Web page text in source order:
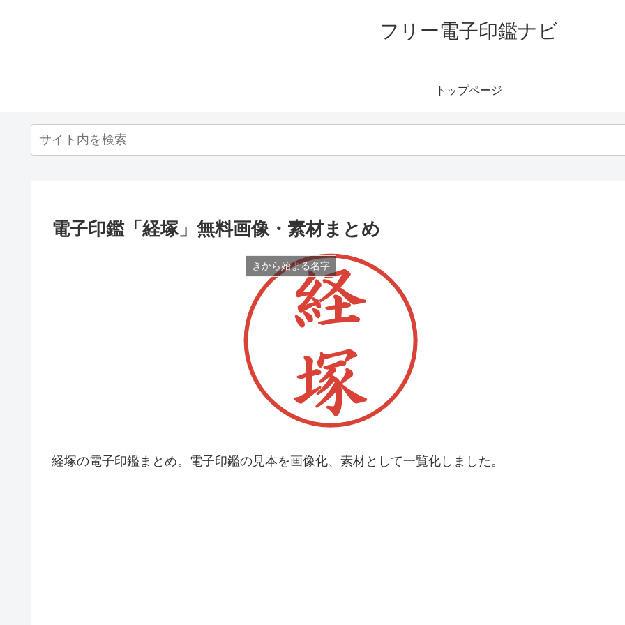
フリー電子印鑑ナビ
トップページ
電子印鑑「経塚」無料画像・素材まとめ
きから始まる名字
経塚の電子印鑑まとめ。電子印鑑の見本を画像化、素材として一覧化しました。